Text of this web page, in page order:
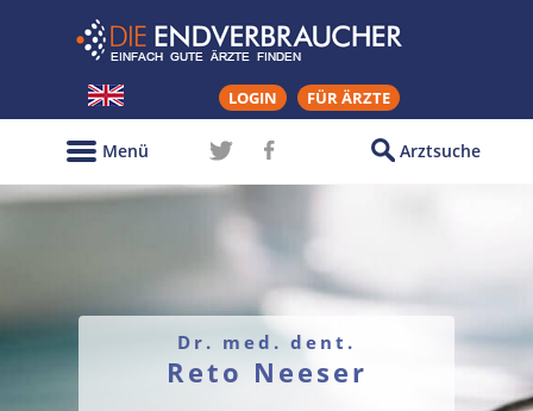
LOGIN FÜR ÄRZTE
Arztsuche
Menü
Dr. med. dent.
Reto Neeser